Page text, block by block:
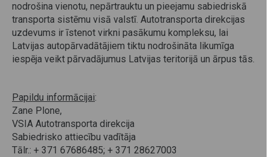
nodrošina vienotu, nepārtrauktu un pieejamu sabiedriskā
transporta sistēmu visā valstī. Autotransporta direkcijas
uzdevums ir īstenot virkni pasākumu kompleksu, lai
Latvijas autopārvadātājiem tiktu nodrošināta likumīga
iespēja veikt pārvadājumus Latvijas teritorijā un ārpus tās.
Papildu informācijai:
Zane Plone,
VSIA Autotransporta direkcija
Sabiedrisko attiecību vadītāja
Tālr.: + 371 67686485; + 371 28627003